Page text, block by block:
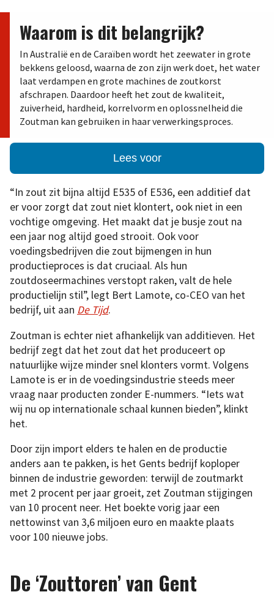
Waarom is dit belangrijk?
In Australië en de Caraïben wordt het zeewater in grote
bekkens geloosd, waarna de zon zijn werk doet, het water
laat verdampen en grote machines de zoutkorst
afschrapen. Daardoor heeft het zout de kwaliteit,
zuiverheid, hardheid, korrelvorm en oplossnelheid die
Zoutman kan gebruiken in haar verwerkingsproces.
Lees voor
“In zout zit bijna altijd E535 of E536, een additief dat
er voor zorgt dat zout niet klontert, ook niet in een
vochtige omgeving. Het maakt dat je busje zout na
een jaar nog altijd goed strooit. Ook voor
voedingsbedrijven die zout bijmengen in hun
productieproces is dat cruciaal. Als hun
zoutdoseermachines verstopt raken, valt de hele
productielijn stil”, legt Bert Lamote, co-CEO van het
bedrijf, uit aan De Tijd.
Zoutman is echter niet afhankelijk van additieven. Het
bedrijf zegt dat het zout dat het produceert op
natuurlijke wijze minder snel klonters vormt. Volgens
Lamote is er in de voedingsindustrie steeds meer
vraag naar producten zonder E-nummers. “Iets wat
wij nu op internationale schaal kunnen bieden”, klinkt
het.
Door zijn import elders te halen en de productie
anders aan te pakken, is het Gents bedrijf koploper
binnen de industrie geworden: terwijl de zoutmarkt
met 2 procent per jaar groeit, zet Zoutman stijgingen
van 10 procent neer. Het boekte vorig jaar een
nettowinst van 3,6 miljoen euro en maakte plaats
voor 100 nieuwe jobs.
De ‘Zouttoren’ van Gent